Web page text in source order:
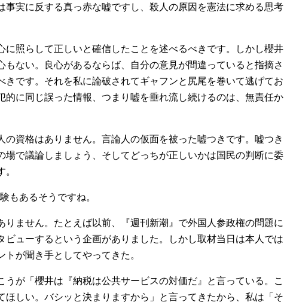
事実に反する真っ赤な嘘ですし、殺人の原因を憲法に求める思考
照らして正しいと確信したことを述べるべきです。しかし櫻井
もない。良心があるならば、自分の意見が間違っていると指摘さ
きです。それを私に論破されてギャフンと尻尾を巻いて逃げてお
的に同じ誤った情報、つまり嘘を垂れ流し続けるのは、無責任か
資格はありません。言論人の仮面を被った嘘つきです。嘘つき
場で議論しましょう、そしてどっちが正しいかは国民の判断に委
あるそうですね。
ません。たとえば以前、『週刊新潮』で外国人参政権の問題に
ビューするという企画がありました。しかし取材当日は本人では
が聞き手としてやってきた。
が「櫻井は『納税は公共サービスの対価だ』と言っている。こ
ほしい。バシッと決まりますから」と言ってきたから、私は「そ